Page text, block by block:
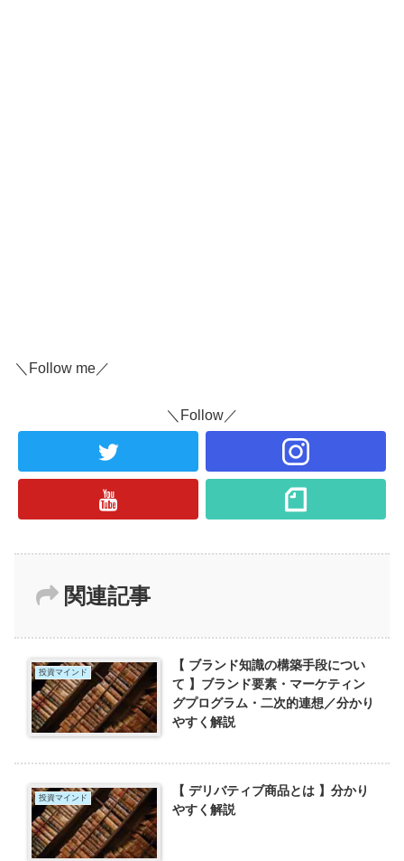
＼Follow me／
＼Follow／
関連記事
投資マインド
【 ブランド知識の構築手段につい
て 】ブランド要素・マーケティン
グプログラム・二次的連想／分かり
やすく解説
投資マインド
【 デリバティブ商品とは 】分かり
やすく解説